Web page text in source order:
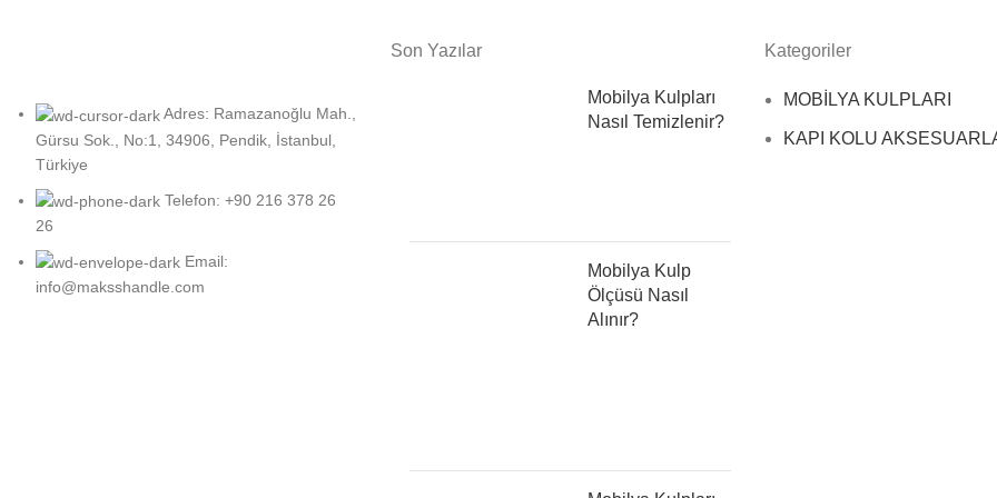
Adres: Ramazanoğlu Mah.,
Gürsu Sok., No:1, 34906, Pendik, İstanbul,
Türkiye
Telefon: +90 216 378 26
26
Email:
info@maksshandle.com
Son Yazılar
Mobilya Kulpları
Nasıl Temizlenir?
Mobilya Kulp
Ölçüsü Nasıl
Alınır?
Kategoriler
MOBİLYA KULPLARI
KAPI KOLU